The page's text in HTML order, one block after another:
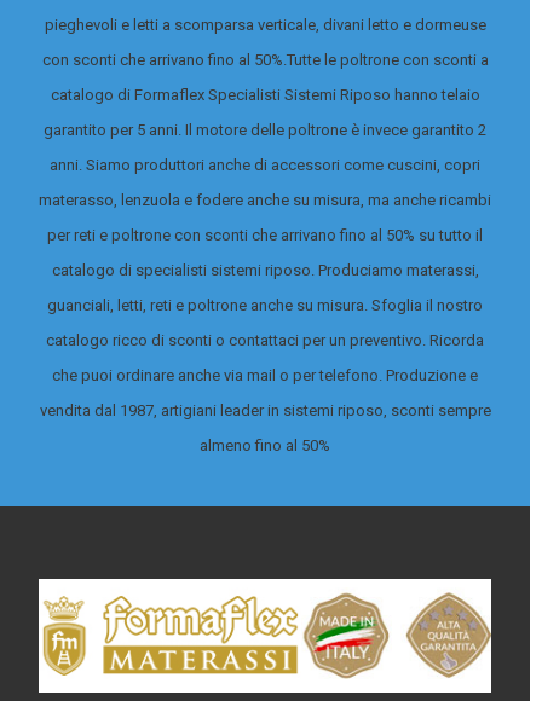
pieghevoli e letti a scomparsa verticale, divani letto e dormeuse
con sconti che arrivano fino al 50%.Tutte le poltrone con sconti a
catalogo di Formaflex Specialisti Sistemi Riposo hanno telaio
garantito per 5 anni. Il motore delle poltrone è invece garantito 2
anni. Siamo produttori anche di accessori come cuscini, copri
materasso, lenzuola e fodere anche su misura, ma anche ricambi
per reti e poltrone con sconti che arrivano fino al 50% su tutto il
catalogo di specialisti sistemi riposo. Produciamo materassi,
guanciali, letti, reti e poltrone anche su misura. Sfoglia il nostro
catalogo ricco di sconti o contattaci per un preventivo. Ricorda
che puoi ordinare anche via mail o per telefono. Produzione e
vendita dal 1987, artigiani leader in sistemi riposo, sconti sempre
almeno fino al 50%